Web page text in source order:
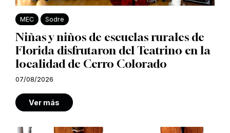
MEC Sodre
Niñas y niños de escuelas rurales de
Florida disfrutaron del Teatrino en la
localidad de Cerro Colorado
07/08/2026
Ver más